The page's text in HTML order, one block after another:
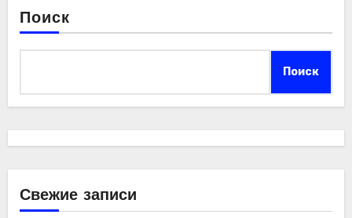
Поиск
Поиск
Свежие записи